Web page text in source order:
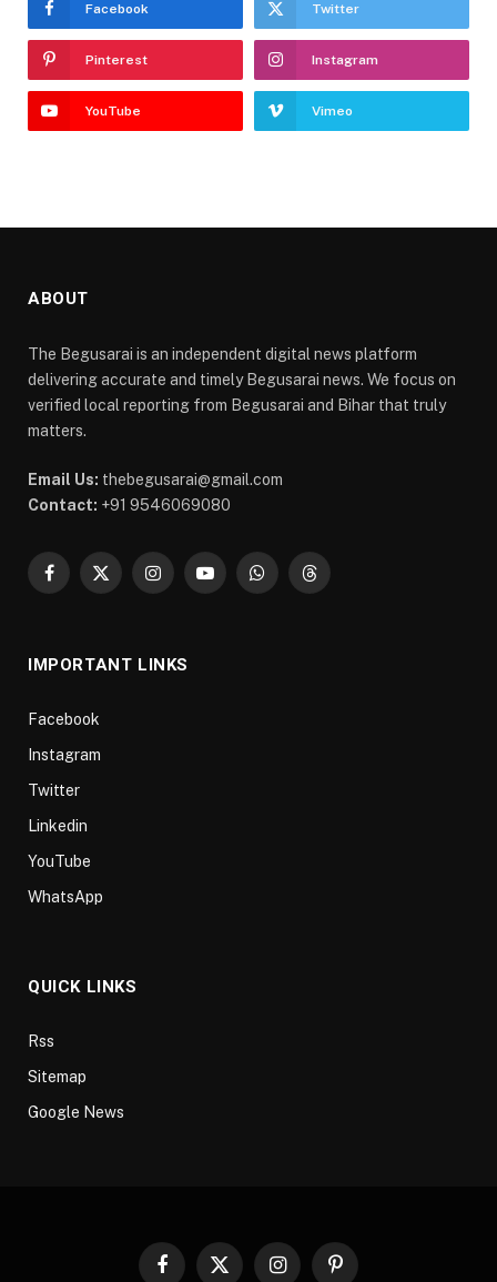
Facebook Twitter
Pinterest Instagram
YouTube Vimeo
ABOUT
The Begusarai is an independent digital news platform
delivering accurate and timely Begusarai news. We focus on
verified local reporting from Begusarai and Bihar that truly
matters.
Email Us: thebegusarai@gmail.com
Contact: +91 9546069080
Facebook
X
InstagramYouTubeWhatsAppThreads
IMPORTANT LINKS
Facebook
Instagram
Twitter
Linkedin
YouTube
WhatsApp
QUICK LINKS
Rss
Sitemap
Google News
Facebook
X InstagramPinterest